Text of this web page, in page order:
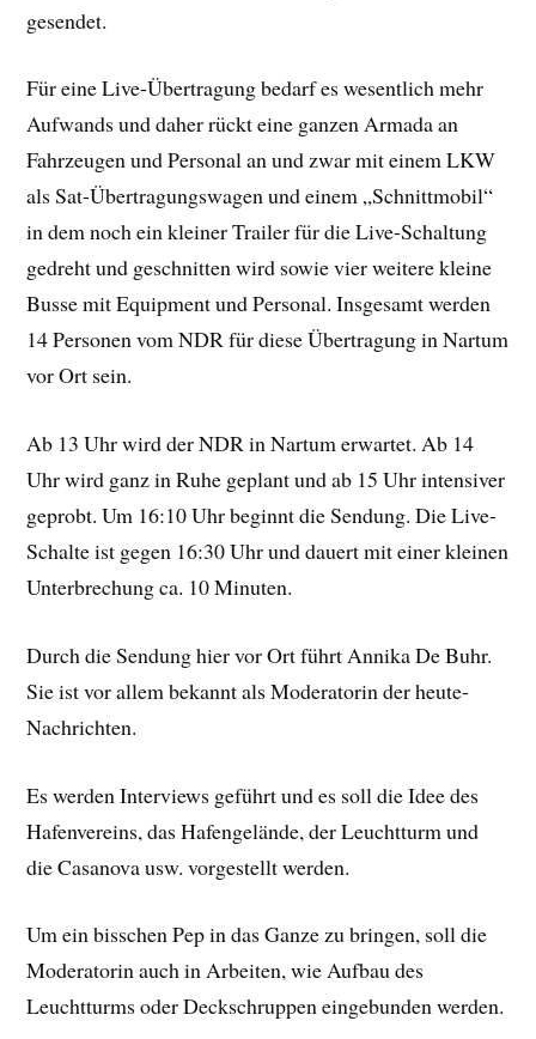
gesendet.
Für eine Live-Übertragung bedarf es wesentlich mehr
Aufwands und daher rückt eine ganzen Armada an
Fahrzeugen und Personal an und zwar mit einem LKW
als Sat-Übertragungswagen und einem „Schnittmobil“
in dem noch ein kleiner Trailer für die Live-Schaltung
gedreht und geschnitten wird sowie vier weitere kleine
Busse mit Equipment und Personal. Insgesamt werden
14 Personen vom NDR für diese Übertragung in Nartum
vor Ort sein.
Ab 13 Uhr wird der NDR in Nartum erwartet. Ab 14
Uhr wird ganz in Ruhe geplant und ab 15 Uhr intensiver
geprobt. Um 16:10 Uhr beginnt die Sendung. Die Live-
Schalte ist gegen 16:30 Uhr und dauert mit einer kleinen
Unterbrechung ca. 10 Minuten.
Durch die Sendung hier vor Ort führt Annika De Buhr.
Sie ist vor allem bekannt als Moderatorin der heute-
Nachrichten.
Es werden Interviews geführt und es soll die Idee des
Hafenvereins, das Hafengelände, der Leuchtturm und
die Casanova usw. vorgestellt werden.
Um ein bisschen Pep in das Ganze zu bringen, soll die
Moderatorin auch in Arbeiten, wie Aufbau des
Leuchtturms oder Deckschruppen eingebunden werden.